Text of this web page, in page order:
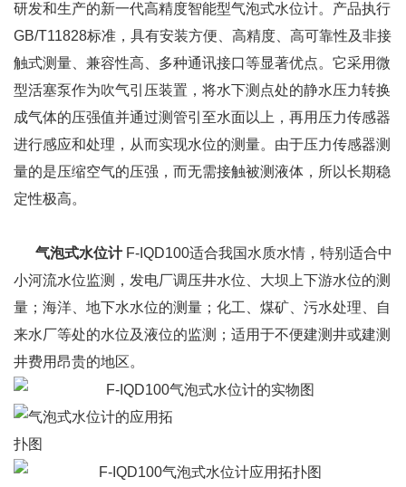
研发和生产的新一代高精度智能型气泡式水位计。 产品执行
GB/T11828标准，具有安装方便、高精度、高可靠性及非接
触式测量、兼容性高、多种通讯接口等显著优点。 它采用微
型活塞泵作为吹气引压装置，将水下测点处的静水压力转换
成气体的压强值并通过测管引至水面以上，再用压力传感器
进行感应和处理，从而实现水位的测量。由于压力传感器测
量的是压缩空气的压强，而无需接触被测液体，所以长期稳
定性极高。
气泡式水位计F-IQD100适合我国水质水情，特别适合中
小河流水位监测，发电厂调压井水位、大坝上下游水位的测
量；海洋、地下水水位的测量；化工、煤矿、污水处理、自
来水厂等处的水位及液位的监测；适用于不便建测井或建测
井费用昂贵的地区。